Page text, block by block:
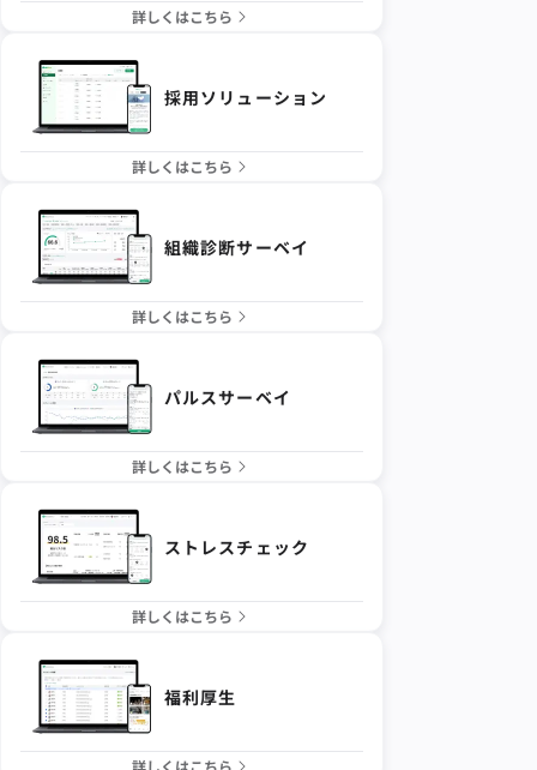
詳しくはこちら
採用ソリューション
詳しくはこちら
組織診断サーベイ
詳しくはこちら
パルスサーベイ
詳しくはこちら
ストレスチェック
詳しくはこちら
福利厚生